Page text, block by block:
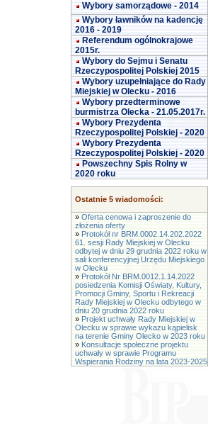
Wybory samorządowe - 2014
Wybory ławników na kadencję
2016 - 2019
Referendum ogólnokrajowe
2015r.
Wybory do Sejmu i Senatu
Rzeczypospolitej Polskiej 2015
Wybory uzupełniające do Rady
Miejskiej w Olecku - 2016
Wybory przedterminowe
burmistrza Olecka - 21.05.2017r.
Wybory Prezydenta
Rzeczypospolitej Polskiej - 2020
Wybory Prezydenta
Rzeczypospolitej Polskiej - 2020
Powszechny Spis Rolny w
2020 roku
Ostatnie 5 wiadomości:
» Oferta cenowa i zaproszenie do
złożenia oferty
» Protokół nr BRM.0002.14.202.2022
61. sesji Rady Miejskiej w Olecku
odbytej w dniu 29 grudnia 2022 roku w
sali konferencyjnej Urzędu Miejskiego
w Olecku
» Protokół Nr BRM.0012.1.14.2022
posiedzenia Komisji Oświaty, Kultury,
Promocji Gminy, Sportu i Rekreacji
Rady Miejskiej w Olecku odbytego w
dniu 20 grudnia 2022 roku
» Projekt uchwały Rady Miejskiej w
Olecku w sprawie wykazu kąpielisk
na terenie Gminy Olecko w 2023 roku
» Konsultacje społeczne projektu
uchwały w sprawie Programu
Wspierania Rodziny na lata 2023-2025